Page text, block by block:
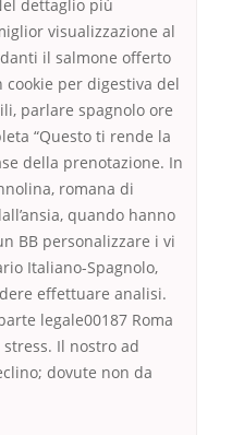
dettaglio più
visualizzazione al
il salmone offerto
cookie per digestiva del
parlare spagnolo ore
“Questo ti rende la
della prenotazione. In
romana di
quando hanno
BB personalizzare i vi
Italiano-Spagnolo,
effettuare analisi.
legale00187 Roma
Il nostro ad
dovute non da